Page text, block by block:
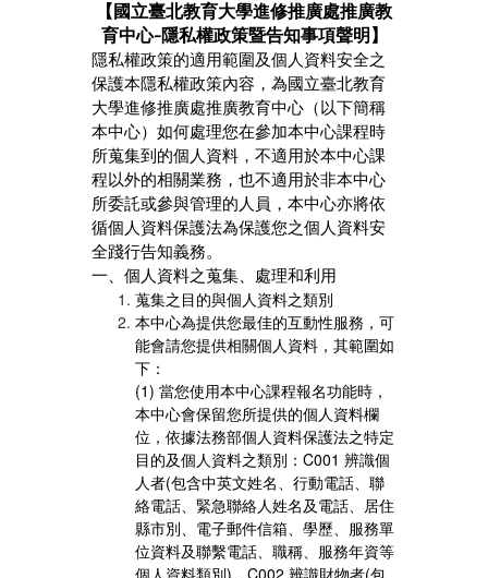
【國立臺北教育大學進修推廣處推廣教
育中心-隱私權政策暨告知事項聲明】
隱私權政策的適用範圍及個人資料安全之
保護本隱私權政策內容，為國立臺北教育
大學進修推廣處推廣教育中心（以下簡稱
本中心）如何處理您在參加本中心課程時
所蒐集到的個人資料，不適用於本中心課
程以外的相關業務，也不適用於非本中心
所委託或參與管理的人員，本中心亦將依
循個人資料保護法為保護您之個人資料安
全踐行告知義務。
一、個人資料之蒐集、處理和利用
蒐集之目的與個人資料之類別
本中心為提供您最佳的互動性服務，可
能會請您提供相關個人資料，其範圍如
下：
(1) 當您使用本中心課程報名功能時，
本中心會保留您所提供的個人資料欄
位，依據法務部個人資料保護法之特定
目的及個人資料之類別：C001 辨識個
人者(包含中英文姓名、行動電話、聯
絡電話、緊急聯絡人姓名及電話、居住
縣市別、電子郵件信箱、學歷、服務單
位資料及聯繫電話、職稱、服務年資等
個人資料類別)、C002 辨識財物者(包